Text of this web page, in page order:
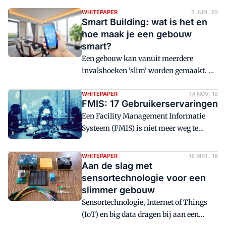
WHITEPAPER 5 JUN. 20
Smart Building: wat is het en
hoe maak je een gebouw
smart?
Een gebouw kan vanuit meerdere
invalshoeken 'slim' worden gemaakt. Zo
gebouwgebonden
automatiseringssystemen. Aan de
andere kant is er het perspectief van
leveranciers van functionele
de ICT.
WHITEPAPER 14 NOV. 19
FMIS: 17 Gebruikerservaringen
Een Facility Management Informatie
Systeem (FMIS) is niet meer weg te
denken in het tegenwoordige facilitaire
werkveld. Wat doen facilitaire afdelingen
met deze systemen? En wat zijn hun
ervaringen? Facto sprak de afgelopen
jaren met vele facilitaire professionals
over hun FMIS gebruikerservaringen.
WHITEPAPER 18 MRT. 18
Aan de slag met
sensortechnologie voor een
slimmer gebouw
Sensortechnologie, Internet of Things
(IoT) en big data dragen bij aan een